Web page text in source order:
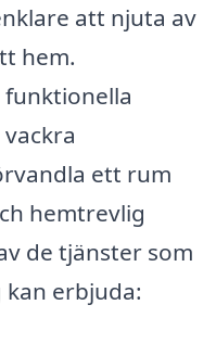
att njuta av
hem.
ett rum
hemtrevlig
de tjänster som
erbjuda: